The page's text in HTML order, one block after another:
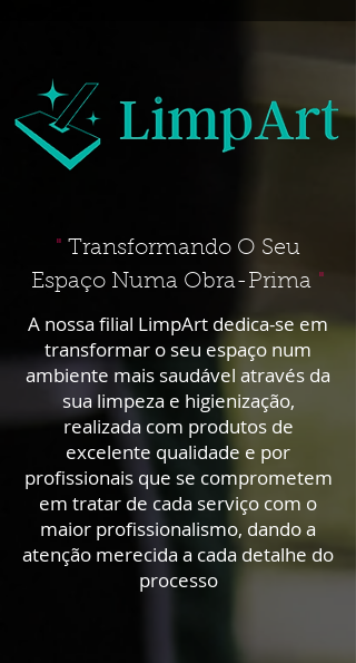
" Transformando O Seu
Espaço Numa Obra-Prima "
A nossa filial LimpArt dedica-se em
transformar o seu espaço num
ambiente mais saudável através da
sua limpeza e higienização,
realizada com produtos de
excelente qualidade e por
profissionais que se comprometem
em tratar de cada serviço com o
maior profissionalismo, dando a
atenção merecida a cada detalhe do
processo